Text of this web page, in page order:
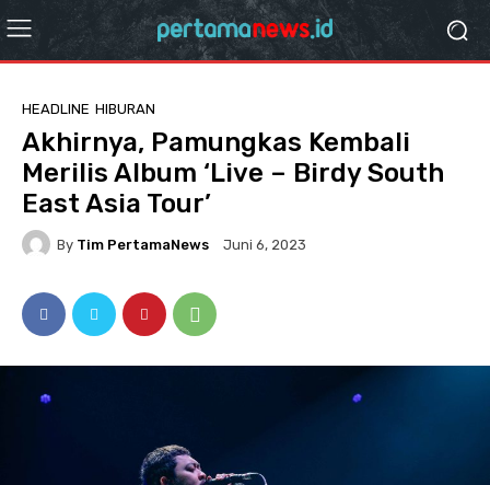
HEADLINE HIBURAN
Akhirnya, Pamungkas Kembali
Merilis Album ‘Live – Birdy South
East Asia Tour’
By Tim PertamaNews Juni 6, 2023